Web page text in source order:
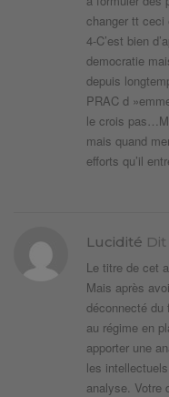
changer tt ceci
4-C’est bien
democratie
depuis
PRAC d
le crois
mais quand
efforts qu’il
Lucidité Dit
Le titre de cet
Mais après
déconnecté du
au régime en
apporter une
les
analyse. Votre